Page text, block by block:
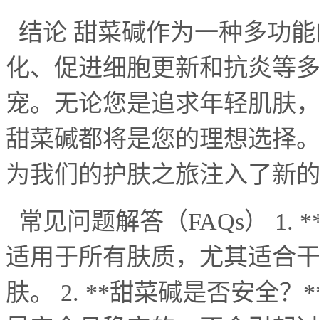
结论 甜菜碱作为一种多功
化、促进细胞更新和抗炎等
宠。无论您是追求年轻肌肤
甜菜碱都将是您的理想选择
为我们的护肤之旅注入了新
常见问题解答（FAQs） 1.
适用于所有肤质，尤其适合
肤。 2. **甜菜碱是否安全？